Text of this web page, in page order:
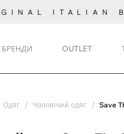
ITALIAN
БРЕНДИ OUTLET
Одяг Чоловічий одяг Save